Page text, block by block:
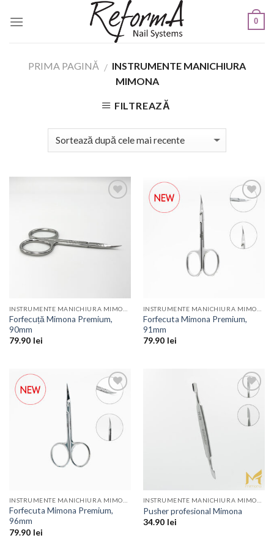
0
PRIMA PAGINĂ / INSTRUMENTE MANICHIURA
MIMONA
FILTREAZĂ
Forfecuță Mimona Premium,
90mm
79.90 lei
Add to
Forfecuta Mimona Premium,
91mm
79.90 lei
Add to
INSTRUMENTE MANICHIURA MIMONA
Forfecuta Mimona Premium,
96mm
79.90 lei
Add to
Wishlist
INSTRUMENTE MANICHIURA MIMONA
Pusher profesional Mimona
34.90 lei